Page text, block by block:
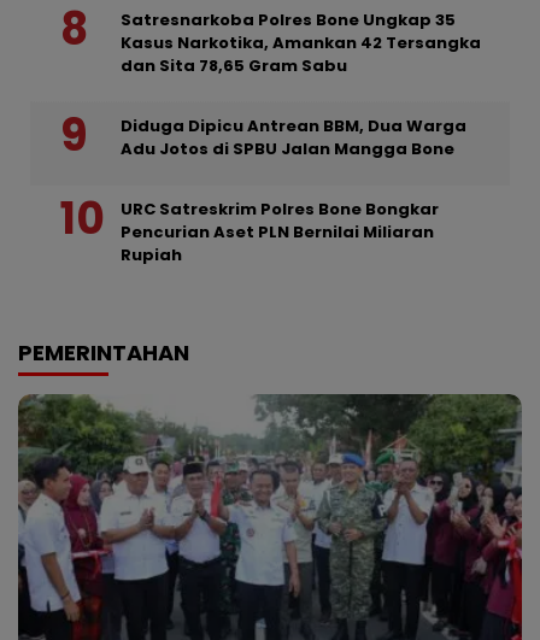
Satresnarkoba Polres Bone Ungkap 35
Kasus Narkotika, Amankan 42 Tersangka
dan Sita 78,65 Gram Sabu
Diduga Dipicu Antrean BBM, Dua Warga
Adu Jotos di SPBU Jalan Mangga Bone
URC Satreskrim Polres Bone Bongkar
Pencurian Aset PLN Bernilai Miliaran
Rupiah
PEMERINTAHAN